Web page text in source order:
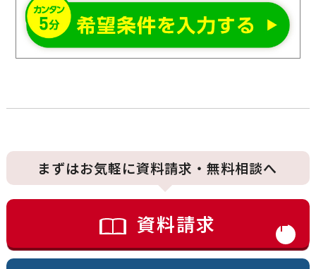
まずはお気軽に資料請求・無料相談へ
資料請求